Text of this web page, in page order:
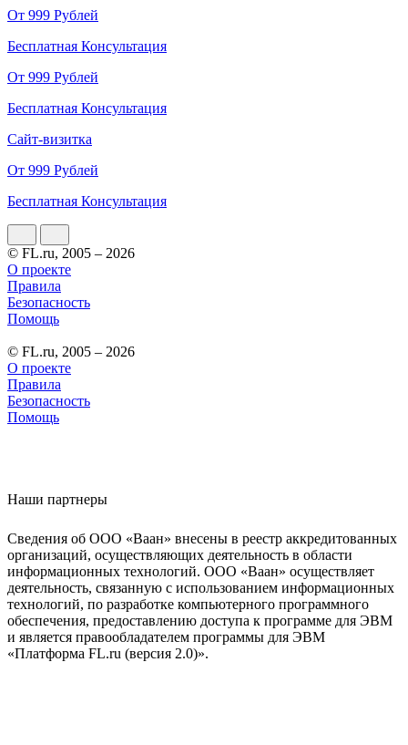
От 999 Рублей
Бесплатная Консультация
От 999 Рублей
Бесплатная Консультация
Сайт-визитка
От 999 Рублей
Бесплатная Консультация
© FL.ru, 2005 – 2026
О проекте
Правила
Безопасность
Помощь
© FL.ru, 2005 – 2026
О проекте
Правила
Безопасность
Помощь
Наши партнеры
Сведения об ООО «Ваан» внесены в реестр аккредитованных
организаций, осуществляющих деятельность в области
информационных технологий. ООО «Ваан» осуществляет
деятельность, связанную с использованием информационных
технологий, по разработке компьютерного программного
обеспечения, предоставлению доступа к программе для ЭВМ
и является правообладателем программы для ЭВМ
«Платформа FL.ru (версия 2.0)».